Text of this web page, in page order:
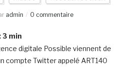
admin 0 commentaire
3 min
digitale Possible viennent de
compte Twitter appelé ART140